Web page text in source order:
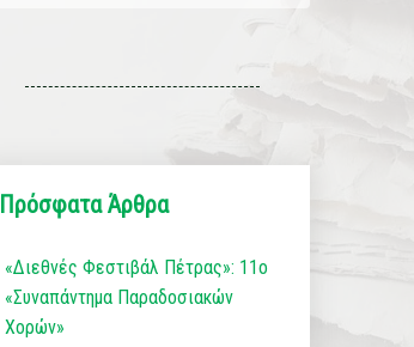
Πρόσφατα Άρθρα
«Διεθνές Φεστιβάλ Πέτρας»: 11ο
«Συναπάντημα Παραδοσιακών
Χορών»